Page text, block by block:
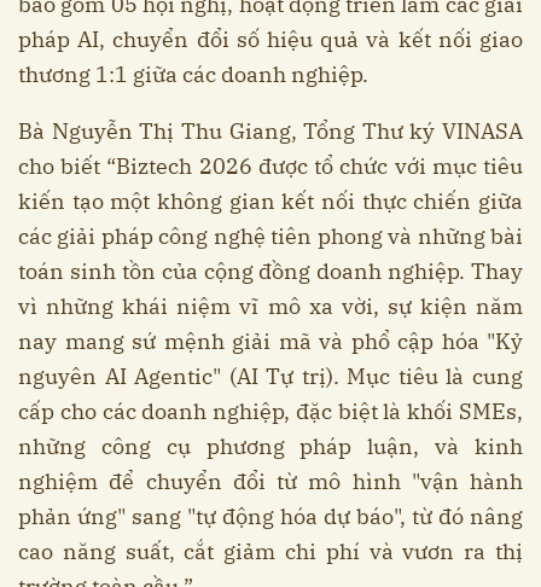
pháp AI, chuyển đổi số hiệu quả và kết nối giao
thương 1:1 giữa các doanh nghiệp.
Bà Nguyễn Thị Thu Giang, Tổng Thư ký VINASA
cho biết “Biztech 2026 được tổ chức với mục tiêu
kiến tạo một không gian kết nối thực chiến giữa
các giải pháp công nghệ tiên phong và những bài
toán sinh tồn của cộng đồng doanh nghiệp. Thay
vì những khái niệm vĩ mô xa vời, sự kiện năm
nay mang sứ mệnh giải mã và phổ cập hóa "Kỷ
nguyên AI Agentic" (AI Tự trị). Mục tiêu là cung
cấp cho các doanh nghiệp, đặc biệt là khối SMEs,
những công cụ phương pháp luận, và kinh
nghiệm để chuyển đổi từ mô hình "vận hành
phản ứng" sang "tự động hóa dự báo", từ đó nâng
cao năng suất, cắt giảm chi phí và vươn ra thị